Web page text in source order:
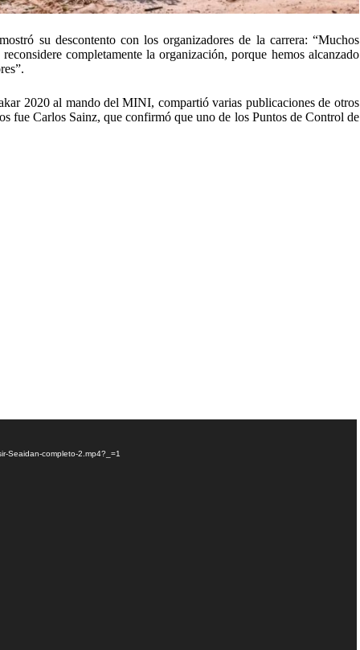
su descontento con los organizadores de la carrera: “Muchos
completamente la organización, porque hemos alcanzado
2020 al mando del MINI, compartió varias publicaciones de otros
fue Carlos Sainz, que confirmó que uno de los Puntos de Control de
Seaidan-completo-2.mp4?_=1